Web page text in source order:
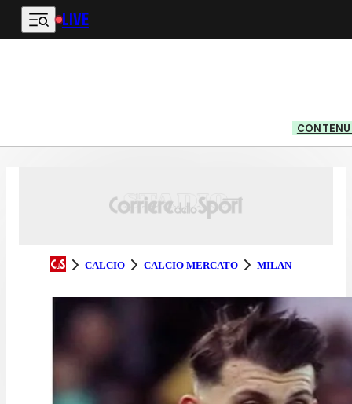
Vai al contenuto principale
LIVE
CALCIO CALCIO MERCATO MILAN